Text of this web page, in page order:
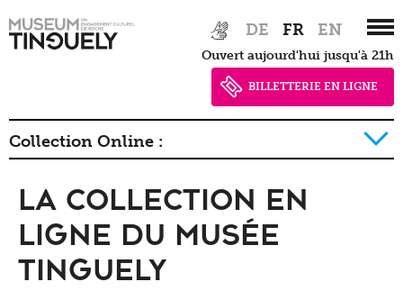
Hauptnavigation
to
DE FR EN
Ouvert aujourd'hui jusqu'à 21h
BILLETTERIE EN LIGNE
Collection Online :
La collection détail
La collection en
Ligne du Musée
Tinguely